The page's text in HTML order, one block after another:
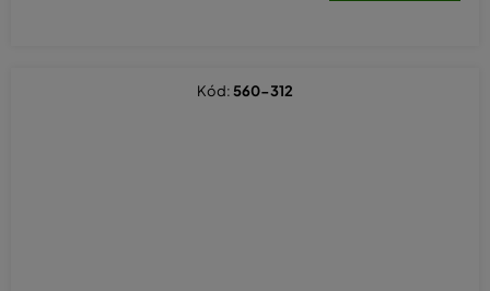
Kód: 560-312